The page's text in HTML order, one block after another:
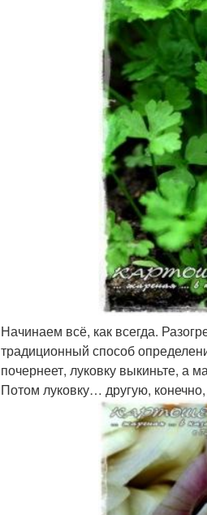
Начинаем всё, как всегда.
традиционный способ
почернеет, луковку выкиньте, а
Потом луковку… другую,